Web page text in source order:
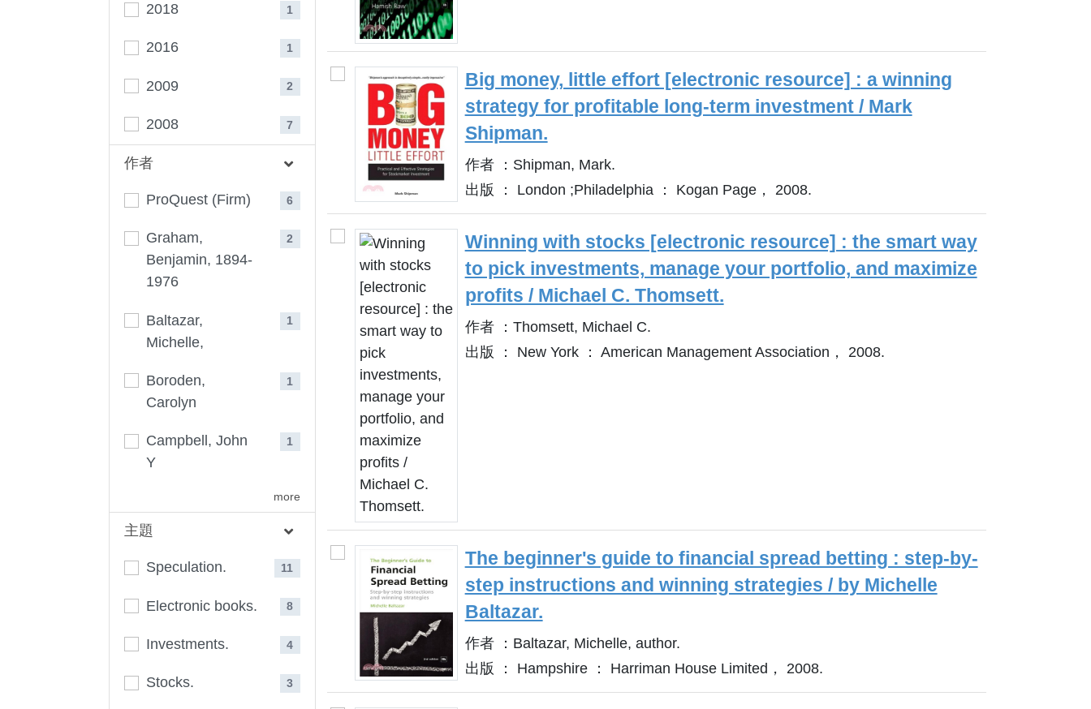
2018 1
2016 1
2009 2
2008 7
作者
ProQuest (Firm) 6
Graham,
Benjamin, 1894-
1976
2
Baltazar,
Michelle,
1
Boroden,
Carolyn
1
Campbell, John
Y
1
more
主題
Speculation. 11
Electronic books. 8
Investments. 4
Stocks. 3
Big money, little effort [electronic resource] : a winning
strategy for profitable long-term investment / Mark
Shipman.
作者 ：Shipman, Mark.
出版 ： London ;Philadelphia ： Kogan Page， 2008.
Winning with stocks [electronic resource] : the smart way
to pick investments, manage your portfolio, and maximize
profits / Michael C. Thomsett.
作者 ：Thomsett, Michael C.
出版 ： New York ： American Management Association， 2008.
The beginner's guide to financial spread betting : step-by-
step instructions and winning strategies / by Michelle
Baltazar.
作者 ：Baltazar, Michelle, author.
出版 ： Hampshire ： Harriman House Limited， 2008.